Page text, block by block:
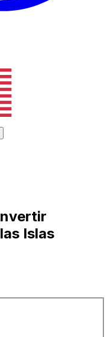
Islas